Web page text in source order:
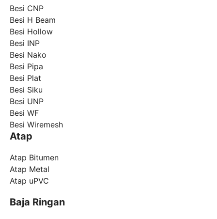
Besi CNP
Besi H Beam
Besi Hollow
Besi INP
Besi Nako
Besi Pipa
Besi Plat
Besi Siku
Besi UNP
Besi WF
Besi Wiremesh
Atap
Atap Bitumen
Atap Metal
Atap uPVC
Baja Ringan